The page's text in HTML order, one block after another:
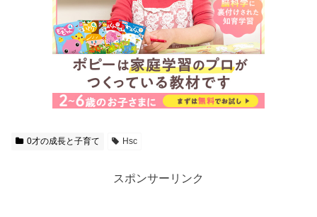
0才の成長と子育て Hsc
スポンサーリンク